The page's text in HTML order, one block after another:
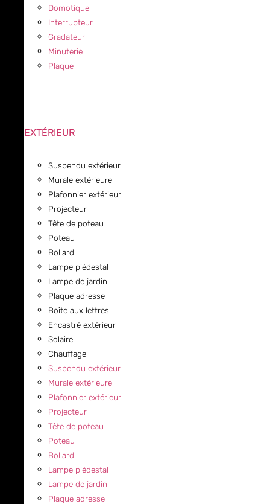
Domotique
Interrupteur
Gradateur
Minuterie
Plaque
EXTÉRIEUR
Suspendu extérieur
Murale extérieure
Plafonnier extérieur
Projecteur
Tête de poteau
Poteau
Bollard
Lampe piédestal
Lampe de jardin
Plaque adresse
Boîte aux lettres
Encastré extérieur
Solaire
Chauffage
Suspendu extérieur
Murale extérieure
Plafonnier extérieur
Projecteur
Tête de poteau
Poteau
Bollard
Lampe piédestal
Lampe de jardin
Plaque adresse